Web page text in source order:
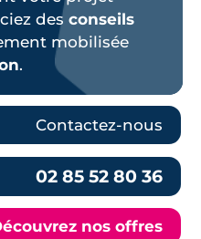
des conseils
mobilisée
.
Contactez-nous
02 85 52 80 36
nos offres